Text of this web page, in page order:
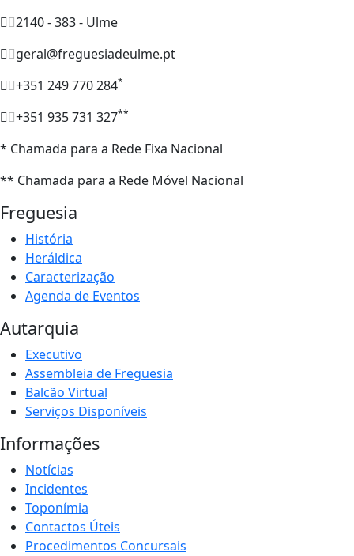
2140 - 383 - Ulme
geral@freguesiadeulme.pt
+351 249 770 284*
+351 935 731 327**
* Chamada para a Rede Fixa Nacional
** Chamada para a Rede Móvel Nacional
Freguesia
História
Heráldica
Caracterização
Agenda de Eventos
Autarquia
Executivo
Assembleia de Freguesia
Balcão Virtual
Serviços Disponíveis
Informações
Notícias
Incidentes
Toponímia
Contactos Úteis
Procedimentos Concursais